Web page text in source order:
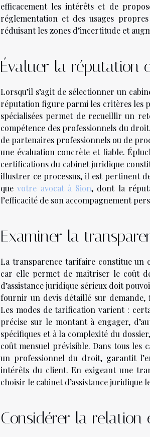
efficacement les intérêts et de
réglementation et des usages
réduisant les zones d’incertitude et
Évaluer la réputation
Lorsqu’il s’agit de sélectionner un
réputation figure parmi les critères les
spécialisées permet de recueillir un
compétence des professionnels du
de partenaires professionnels ou de
une évaluation concrète et fiable.
certifications du cabinet juridique
illustrer ce processus, il est pertinent
quevotre avocat à Sion, dont la
l’efficacité de son accompagnement
Examiner la
La transparence tarifaire constitue un
car elle permet de maîtriser le coût
d’assistance juridique sérieux doit
fournir un devis détaillé sur demande,
Les modes de tarification varient :
précise sur le montant à engager,
spécifiques et à la complexité du
coût mensuel prévisible. Dans tous les
un professionnel du droit, garantit
intérêts du client. En exigeant une
choisir le cabinet d’assistance juridique
Considérer la